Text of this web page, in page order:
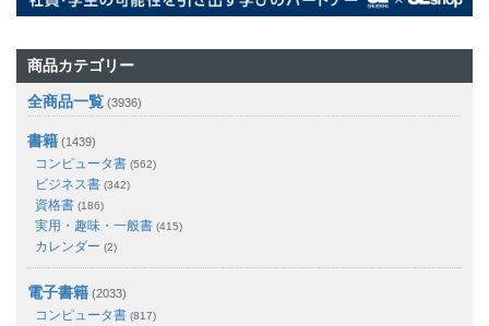
商品カテゴリー
全商品一覧 (3936)
書籍 (1439)
コンピュータ書 (562)
ビジネス書 (342)
資格書 (186)
実用・趣味・一般書 (415)
カレンダー (2)
電子書籍 (2033)
コンピュータ書 (817)